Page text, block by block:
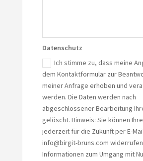
Datenschutz
Ich stimme zu, dass meine
dem Kontaktformular zur
meiner Anfrage erhoben und
werden. Die Daten werden nach
abgeschlossener Bearbeitung
gelöscht. Hinweis: Sie können
jederzeit für die Zukunft per E-
info@birgit-bruns.com
Informationen zum Umgang mit